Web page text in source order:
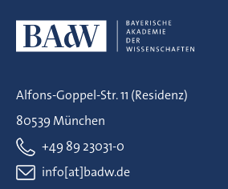
Alfons-Goppel-Str. 11 (Residenz)
80539 München
+49 89 23031-0
info[at]badw.de